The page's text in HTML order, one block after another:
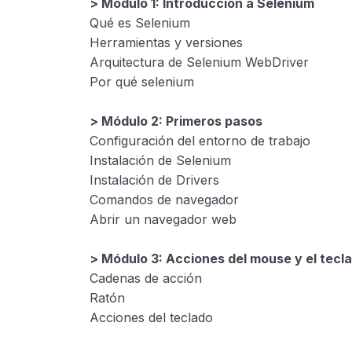
> Módulo 1: Introducción a Selenium
Qué es Selenium
Herramientas y versiones
Arquitectura de Selenium WebDriver
Por qué selenium
> Módulo 2: Primeros pasos
Configuración del entorno de trabajo
Instalación de Selenium
Instalación de Drivers
Comandos de navegador
Abrir un navegador web
> Módulo 3: Acciones del mouse y el
Cadenas de acción
Ratón
Acciones del teclado